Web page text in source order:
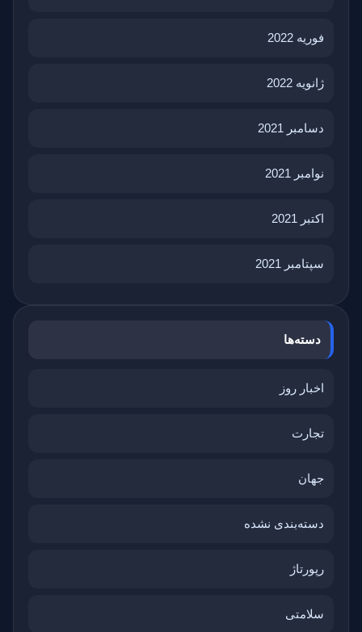
فوریه 2022
ژانویه 2022
دسامبر 2021
نوامبر 2021
اکتبر 2021
سپتامبر 2021
دسته‌ها
اخبار روز
تجارت
جهان
دسته‌بندی نشده
رپورتاژ
سلامتی